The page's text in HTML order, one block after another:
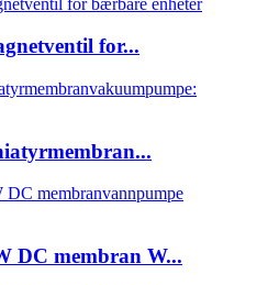
for...
DC membran W...